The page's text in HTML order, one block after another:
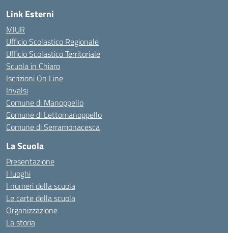
Link Esterni
MIUR
Ufficio Scolastico Regionale
Ufficio Scolastico Territoriale
Scuola in Chiaro
Iscrizioni On Line
Invalsi
Comune di Manoppello
Comune di Lettomanoppello
Comune di Serramonacesca
La Scuola
Presentazione
I luoghi
I numeri della scuola
Le carte della scuola
Organizzazione
La storia